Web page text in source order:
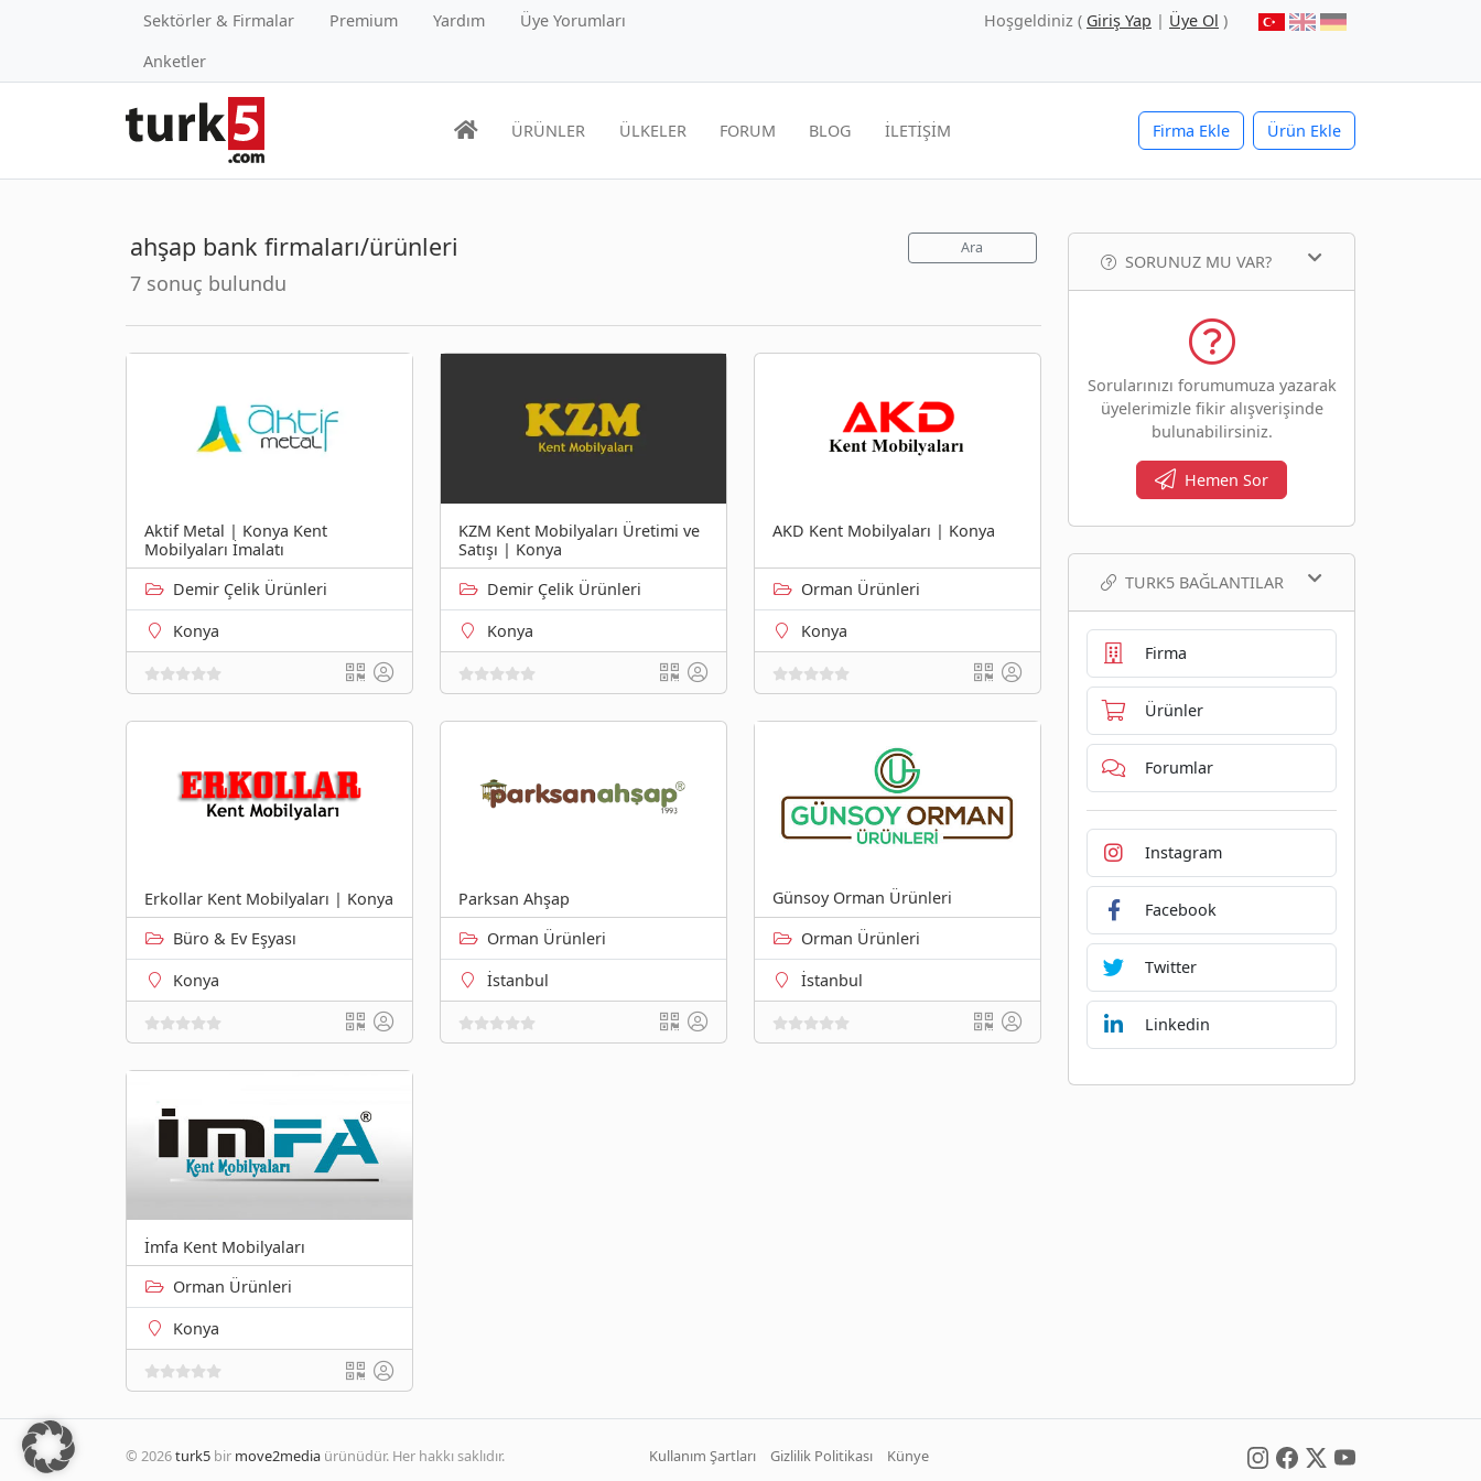
Sektörler & Firmalar Premium Yardım
Üye Yorumları
Anketler
Hoşgeldiniz ( Giriş Yap | Üye Ol )
Firma Ekle Ürün Ekle
ÜRÜNLER ÜLKELER FORUM BLOG İLETİŞİM
ahşap bank firmaları/ürünleri
7 sonuç bulundu
Ara
Aktif Metal | Konya Kent
Mobilyaları İmalatı
Demir Çelik Ürünleri
Konya
KZM Kent Mobilyaları Üretimi ve
Satışı | Konya
Demir Çelik Ürünleri
Konya
AKD Kent Mobilyaları | Konya
Orman Ürünleri
Konya
Erkollar Kent Mobilyaları | Konya
Büro & Ev Eşyası
Konya
Parksan Ahşap
Orman Ürünleri
İstanbul
Günsoy Orman Ürünleri
Orman Ürünleri
İstanbul
İmfa Kent Mobilyaları
Orman Ürünleri
Konya
SORUNUZ MU VAR?
Sorularınızı forumumuza yazarak
üyelerimizle fikir alışverişinde
bulunabilirsiniz.
Hemen Sor
TURK5 BAĞLANTILAR
Firma
Ürünler
Forumlar
Instagram
Facebook
Twitter
Linkedin
© 2026turk5 bir move2media ürünüdür. Her hakkı saklıdır. Kullanım Şartları Gizlilik Politikası Künye